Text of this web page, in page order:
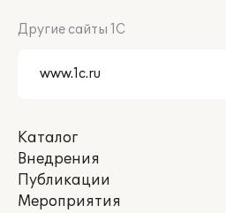
Другие сайты 1С
Каталог
Внедрения
Публикации
Мероприятия